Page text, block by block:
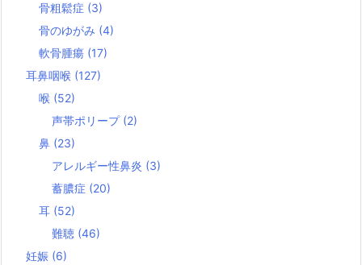
骨粗鬆症 (3)
骨のゆがみ (4)
軟骨腫瘍 (17)
耳鼻咽喉 (127)
喉 (52)
声帯ポリープ (2)
鼻 (23)
アレルギー性鼻炎 (3)
蓄膿症 (20)
耳 (52)
難聴 (46)
妊娠 (6)